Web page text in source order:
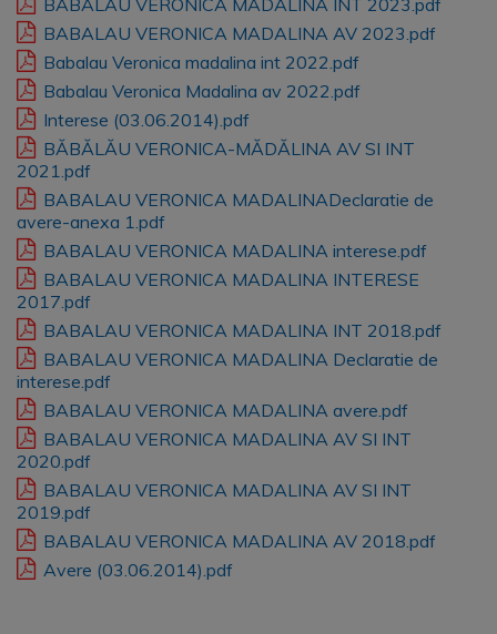
BABALAU VERONICA MADALINA INT 2023.pdf
BABALAU VERONICA MADALINA AV 2023.pdf
Babalau Veronica madalina int 2022.pdf
Babalau Veronica Madalina av 2022.pdf
Interese (03.06.2014).pdf
BĂBĂLĂU VERONICA-MĂDĂLINA AV SI INT
2021.pdf
BABALAU VERONICA MADALINADeclaratie de
avere-anexa 1.pdf
BABALAU VERONICA MADALINA interese.pdf
BABALAU VERONICA MADALINA INTERESE
2017.pdf
BABALAU VERONICA MADALINA INT 2018.pdf
BABALAU VERONICA MADALINA Declaratie de
interese.pdf
BABALAU VERONICA MADALINA avere.pdf
BABALAU VERONICA MADALINA AV SI INT
2020.pdf
BABALAU VERONICA MADALINA AV SI INT
2019.pdf
BABALAU VERONICA MADALINA AV 2018.pdf
Avere (03.06.2014).pdf